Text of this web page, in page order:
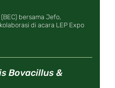
bersama Jefo,
di acara LEP Expo
Bovacillus &